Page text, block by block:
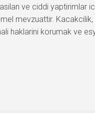
ve ciddi yaptirimlar
mevzuattir.
haklarini korumak ve